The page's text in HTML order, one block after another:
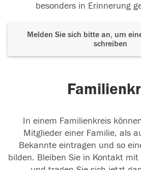
besonders in Erinnerung
Melden Sie sich bitte an, um
schreiben
In einem Familienkreis
Mitglieder einer Familie, als
Bekannte eintragen und so
bilden. Bleiben Sie in Kontakt